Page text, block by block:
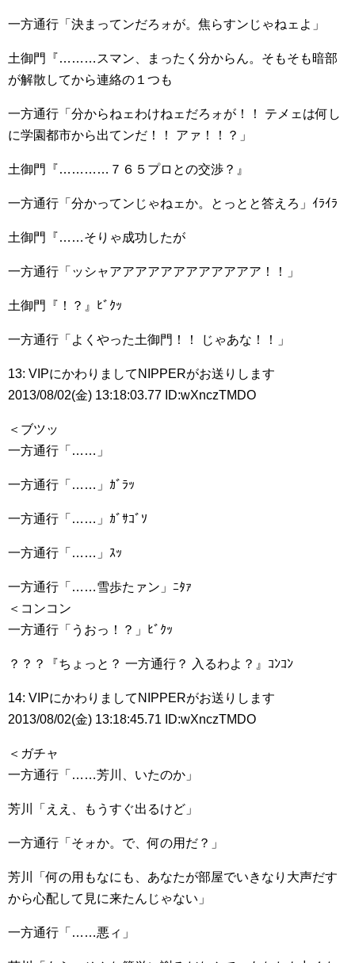
一方通行「決まってンだろォが。焦らすンじゃねェよ」
土御門『………スマン、まったく分からん。そもそも暗部
が解散してから連絡の１つも
一方通行「分からねェわけねェだろォが！！ テメェは何し
に学園都市から出てンだ！！ アァ！！？」
土御門『…………７６５プロとの交渉？』
一方通行「分かってンじゃねェか。とっとと答えろ」ｲﾗｲﾗ
土御門『……そりゃ成功したが
一方通行「ッシャアアアアアアアアアアアア！！」
土御門『！？』ﾋﾞｸｯ
一方通行「よくやった土御門！！ じゃあな！！」
13: VIPにかわりましてNIPPERがお送りします
2013/08/02(金) 13:18:03.77 ID:wXnczTMDO
＜ブツッ
一方通行「……」
一方通行「……」ｶﾞﾗｯ
一方通行「……」ｶﾞｻｺﾞｿ
一方通行「……」ｽｯ
一方通行「……雪歩たァン」ﾆﾀｧ
＜コンコン
一方通行「うおっ！？」ﾋﾞｸｯ
？？？『ちょっと？ 一方通行？ 入るわよ？』ｺﾝｺﾝ
14: VIPにかわりましてNIPPERがお送りします
2013/08/02(金) 13:18:45.71 ID:wXnczTMDO
＜ガチャ
一方通行「……芳川、いたのか」
芳川「ええ、もうすぐ出るけど」
一方通行「そォか。で、何の用だ？」
芳川「何の用もなにも、あなたが部屋でいきなり大声だす
から心配して見に来たんじゃない」
一方通行「……悪ィ」